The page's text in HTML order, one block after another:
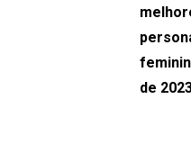
Machado
de